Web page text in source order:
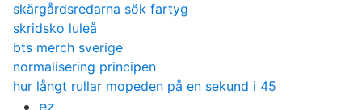
skärgårdsredarna sök fartyg
skridsko luleå
bts merch sverige
normalisering principen
hur långt rullar mopeden på en sekund i 45
ez